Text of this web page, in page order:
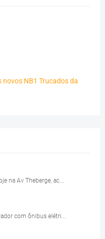
NB1 Trucados da
na Av Theberge, ac...
com ônibus elétri...